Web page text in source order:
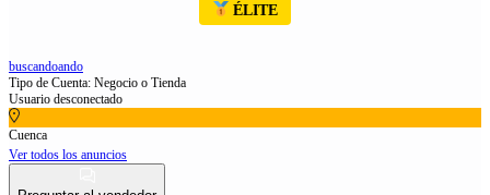
ÉLITE
buscandoando
Tipo de Cuenta: Negocio o Tienda
Usuario desconectado
Cuenca
Ver todos los anuncios